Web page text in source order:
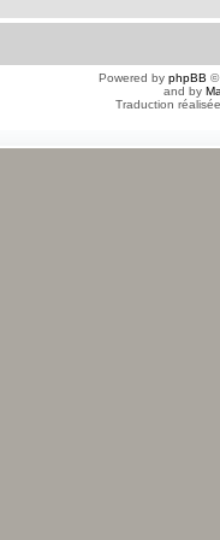
Powered by phpBB ©
and by
Traduction